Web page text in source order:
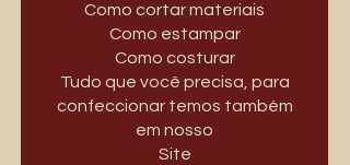
Como cortar materiais
Como estampar
Como costurar
Tudo que você precisa, para
confeccionar temos também
em nosso
Site